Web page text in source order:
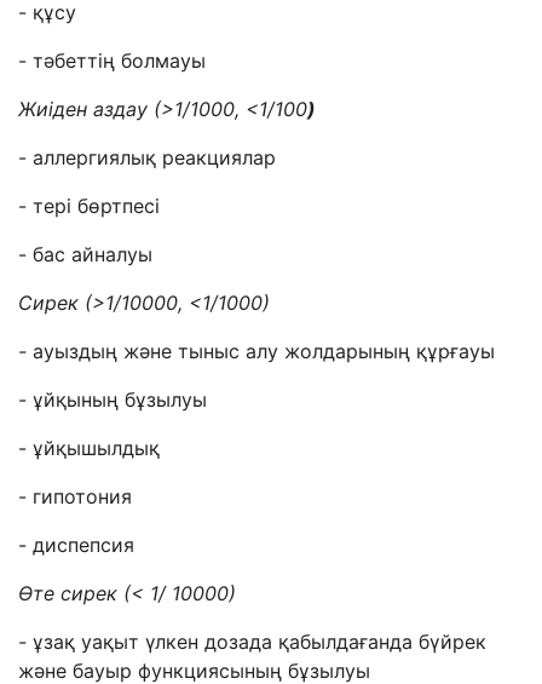
- құсу
- тәбеттің болмауы
Жиіден аздау (>1/1000, <1/100)
- аллергиялық реакциялар
- тері бөртпесі
- бас айналуы
Сирек (>1/10000, <1/1000)
- ауыздың және тыныс алу жолдарының құрғауы
- ұйқының бұзылуы
- ұйқышылдық
- гипотония
- диспепсия
Өте сирек (< 1/ 10000)
- ұзақ уақыт үлкен дозада қабылдағанда бүйрек
және бауыр функциясының бұзылуы